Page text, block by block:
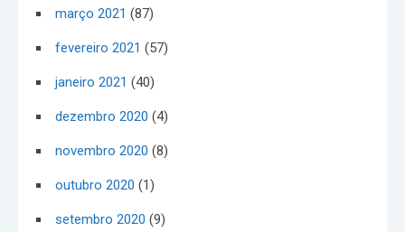
março 2021 (87)
fevereiro 2021 (57)
janeiro 2021 (40)
dezembro 2020 (4)
novembro 2020 (8)
outubro 2020 (1)
setembro 2020 (9)